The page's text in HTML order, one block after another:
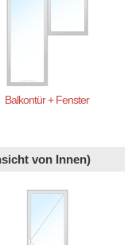
Balkontür + Fenster
von Innen)